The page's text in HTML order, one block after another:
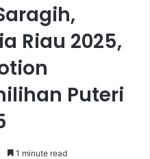
Riau 2025,
Puteri
1 minute read